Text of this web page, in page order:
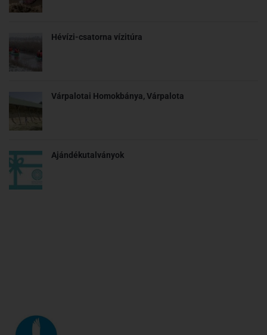
Hévízi-csatorna vízitúra
Várpalotai Homokbánya, Várpalota
Ajándékutalványok